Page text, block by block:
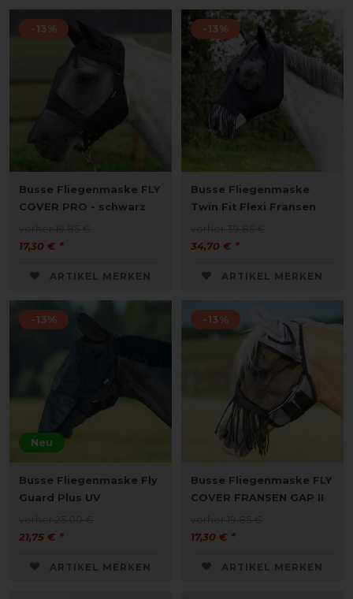
-13%
Busse Fliegenmaske FLY
COVER PRO - schwarz
17,30 € *
ARTIKEL MERKEN
-13%
Busse Fliegenmaske
Twin Fit Flexi Fransen
34,70 € *
ARTIKEL MERKEN
Neu
-13%
Busse Fliegenmaske Fly
Guard Plus UV
21,75 € *
ARTIKEL MERKEN
-13%
Busse Fliegenmaske FLY
COVER FRANSEN GAP II
17,30 € *
ARTIKEL MERKEN